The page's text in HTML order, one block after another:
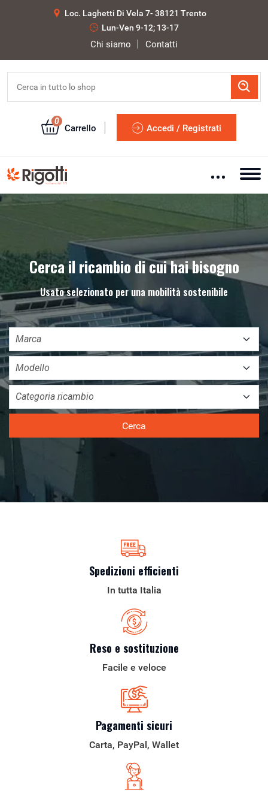
Loc. Laghetti Di Vela 7- 38121 Trento
Lun-Ven 9-12; 13-17
Chi siamo Contatti
0
Carrello Accedi / Registrati
Cerca il ricambio di cui hai bisogno
Usato selezionato per una mobilità sostenibile
Cerca
Spedizioni efficienti
In tutta Italia
Reso e sostituzione
Facile e veloce
Pagamenti sicuri
Carta, PayPal, Wallet